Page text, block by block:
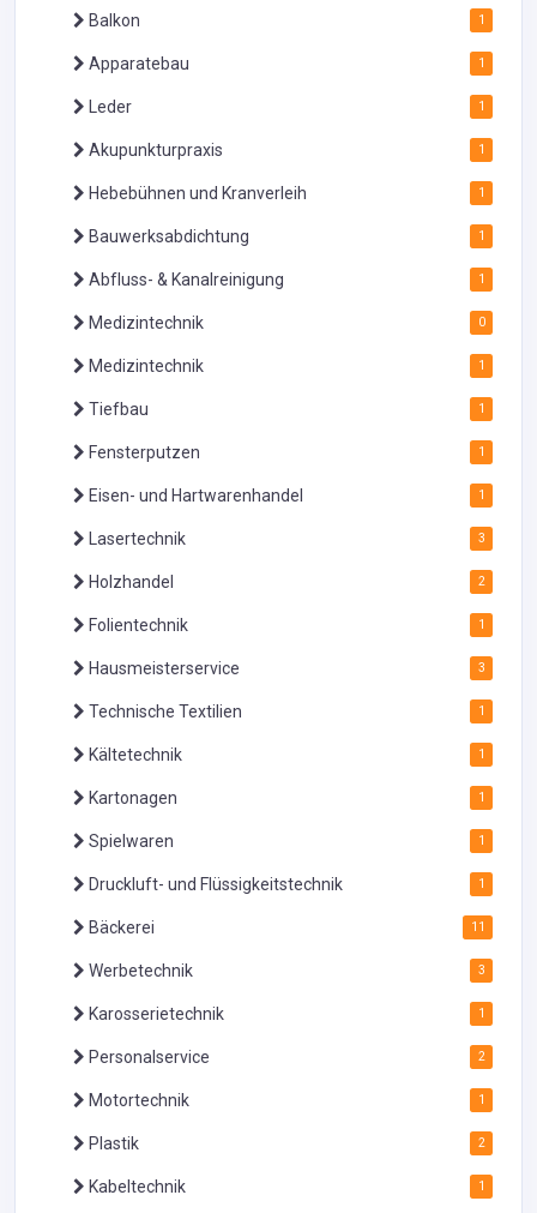
Balkon 1
Apparatebau 1
Leder 1
Akupunkturpraxis 1
Hebebühnen und Kranverleih 1
Bauwerksabdichtung 1
Abfluss- & Kanalreinigung 1
Medizintechnik 0
Medizintechnik 1
Tiefbau 1
Fensterputzen 1
Eisen- und Hartwarenhandel 1
Lasertechnik 3
Holzhandel 2
Folientechnik 1
Hausmeisterservice 3
Technische Textilien 1
Kältetechnik 1
Kartonagen 1
Spielwaren 1
Druckluft- und Flüssigkeitstechnik 1
Bäckerei 11
Werbetechnik 3
Karosserietechnik 1
Personalservice 2
Motortechnik 1
Plastik 2
Kabeltechnik 1